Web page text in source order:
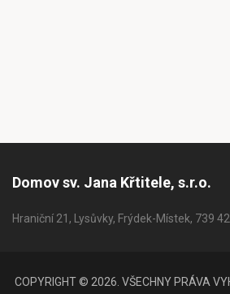
Domov sv. Jana Křtitele, s.r.o.
Hraniční 21, Lysůvky, Frýdek-Místek, 739 42
COPYRIGHT © 2026. VŠECHNY PRÁVA